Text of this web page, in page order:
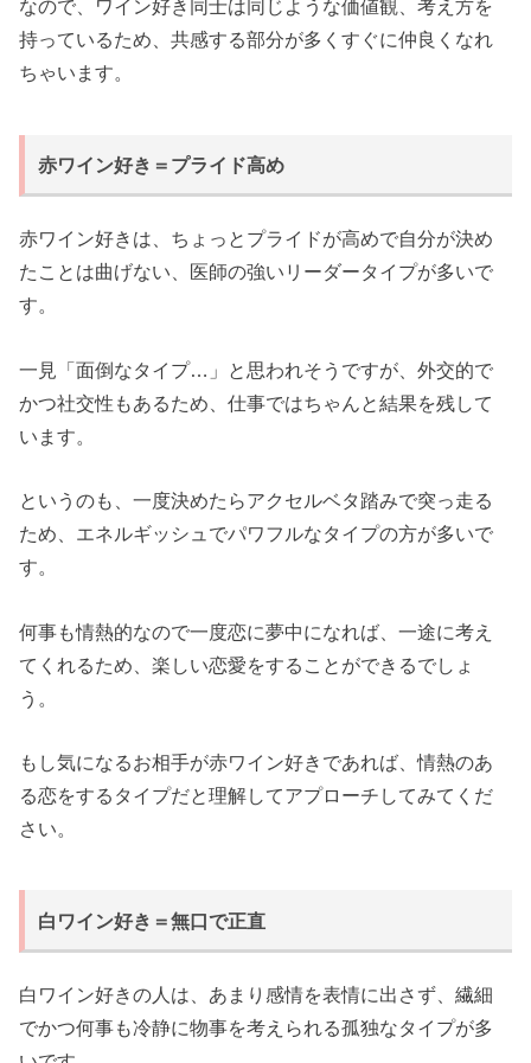
なので、ワイン好き同士は同じような価値観、考え方を
持っているため、共感する部分が多くすぐに仲良くなれ
ちゃいます。
赤ワイン好き＝プライド高め
赤ワイン好きは、ちょっとプライドが高めで自分が決め
たことは曲げない、医師の強いリーダータイプが多いで
す。
一見「面倒なタイプ…」と思われそうですが、外交的で
かつ社交性もあるため、仕事ではちゃんと結果を残して
います。
というのも、一度決めたらアクセルベタ踏みで突っ走る
ため、エネルギッシュでパワフルなタイプの方が多いで
す。
何事も情熱的なので一度恋に夢中になれば、一途に考え
てくれるため、楽しい恋愛をすることができるでしょ
う。
もし気になるお相手が赤ワイン好きであれば、情熱のあ
る恋をするタイプだと理解してアプローチしてみてくだ
さい。
白ワイン好き＝無口で正直
白ワイン好きの人は、あまり感情を表情に出さず、繊細
でかつ何事も冷静に物事を考えられる孤独なタイプが多